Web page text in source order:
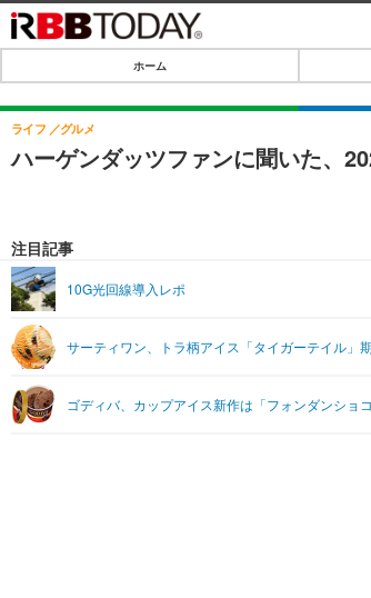
IT・デジタル
IT・デ
SPEED TEST
ライフ
ペ
リリース一覧
プッシュ通知の停止方法
ホーム
ハーゲンダッツファンに聞いた、
ライフ グルメ
注目記事
10G光回線導入レポ
サーティワン、トラ柄アイス「タイガーテイル」
ゴディバ、カップアイス新作は「フォンダンショコ